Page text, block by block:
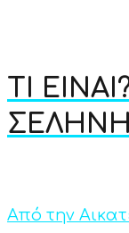
ΤΙ
ΣΕΛΗΝΗ
Από την